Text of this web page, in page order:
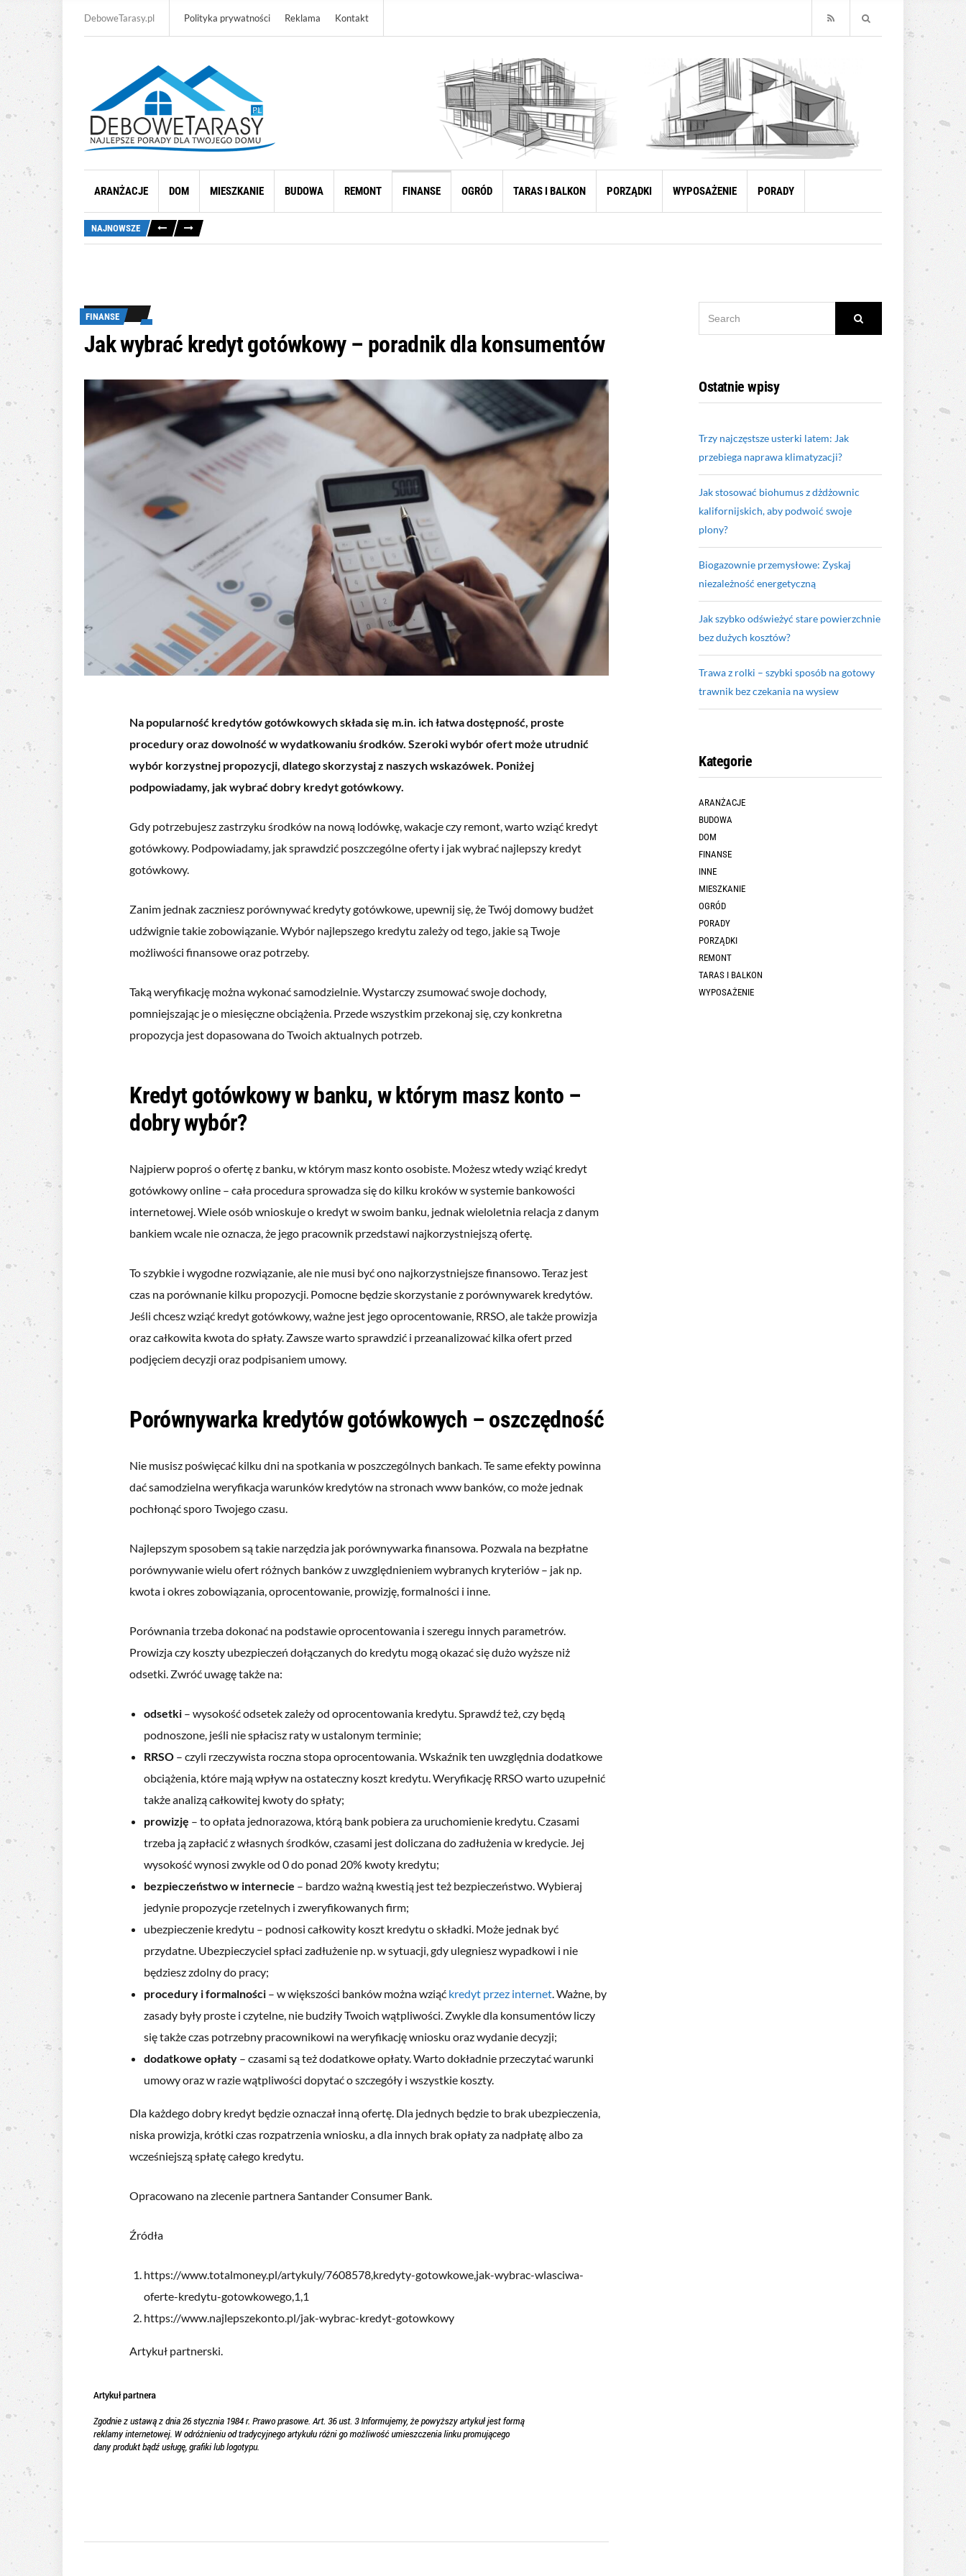
DeboweTarasy.pl Polityka prywatności Reklama Kontakt
ARANŻACJE DOM MIESZKANIE BUDOWA REMONT FINANSE OGRÓD TARAS I BALKON PORZĄDKI WYPOSAŻENIE PORADY
NAJNOWSZE
FINANSE
Jak wybrać kredyt gotówkowy – poradnik dla konsumentów
Na popularność kredytów gotówkowych składa się m.in. ich łatwa dostępność, proste
procedury oraz dowolność w wydatkowaniu środków. Szeroki wybór ofert może utrudnić
wybór korzystnej propozycji, dlatego skorzystaj z naszych wskazówek. Poniżej
podpowiadamy, jak wybrać dobry kredyt gotówkowy.
Gdy potrzebujesz zastrzyku środków na nową lodówkę, wakacje czy remont, warto wziąć kredyt
gotówkowy. Podpowiadamy, jak sprawdzić poszczególne oferty i jak wybrać najlepszy kredyt
gotówkowy.
Zanim jednak zaczniesz porównywać kredyty gotówkowe, upewnij się, że Twój domowy budżet
udźwignie takie zobowiązanie. Wybór najlepszego kredytu zależy od tego, jakie są Twoje
możliwości finansowe oraz potrzeby.
Taką weryfikację można wykonać samodzielnie. Wystarczy zsumować swoje dochody,
pomniejszając je o miesięczne obciążenia. Przede wszystkim przekonaj się, czy konkretna
propozycja jest dopasowana do Twoich aktualnych potrzeb.
Kredyt gotówkowy w banku, w którym masz konto –
dobry wybór?
Najpierw poproś o ofertę z banku, w którym masz konto osobiste. Możesz wtedy wziąć kredyt
gotówkowy online – cała procedura sprowadza się do kilku kroków w systemie bankowości
internetowej. Wiele osób wnioskuje o kredyt w swoim banku, jednak wieloletnia relacja z danym
bankiem wcale nie oznacza, że jego pracownik przedstawi najkorzystniejszą ofertę.
To szybkie i wygodne rozwiązanie, ale nie musi być ono najkorzystniejsze finansowo. Teraz jest
czas na porównanie kilku propozycji. Pomocne będzie skorzystanie z porównywarek kredytów.
Jeśli chcesz wziąć kredyt gotówkowy, ważne jest jego oprocentowanie, RRSO, ale także prowizja
oraz całkowita kwota do spłaty. Zawsze warto sprawdzić i przeanalizować kilka ofert przed
podjęciem decyzji oraz podpisaniem umowy.
Porównywarka kredytów gotówkowych – oszczędność
Nie musisz poświęcać kilku dni na spotkania w poszczególnych bankach. Te same efekty powinna
dać samodzielna weryfikacja warunków kredytów na stronach www banków, co może jednak
pochłonąć sporo Twojego czasu.
Najlepszym sposobem są takie narzędzia jak porównywarka finansowa. Pozwala na bezpłatne
porównywanie wielu ofert różnych banków z uwzględnieniem wybranych kryteriów – jak np.
kwota i okres zobowiązania, oprocentowanie, prowizję, formalności i inne.
Porównania trzeba dokonać na podstawie oprocentowania i szeregu innych parametrów.
Prowizja czy koszty ubezpieczeń dołączanych do kredytu mogą okazać się dużo wyższe niż
odsetki. Zwróć uwagę także na:
odsetki – wysokość odsetek zależy od oprocentowania kredytu. Sprawdź też, czy będą
podnoszone, jeśli nie spłacisz raty w ustalonym terminie;
RRSO – czyli rzeczywista roczna stopa oprocentowania. Wskaźnik ten uwzględnia dodatkowe
obciążenia, które mają wpływ na ostateczny koszt kredytu. Weryfikację RRSO warto uzupełnić
także analizą całkowitej kwoty do spłaty;
prowizję – to opłata jednorazowa, którą bank pobiera za uruchomienie kredytu. Czasami
trzeba ją zapłacić z własnych środków, czasami jest doliczana do zadłużenia w kredycie. Jej
wysokość wynosi zwykle od 0 do ponad 20% kwoty kredytu;
bezpieczeństwo w internecie – bardzo ważną kwestią jest też bezpieczeństwo. Wybieraj
jedynie propozycje rzetelnych i zweryfikowanych firm;
ubezpieczenie kredytu – podnosi całkowity koszt kredytu o składki. Może jednak być
przydatne. Ubezpieczyciel spłaci zadłużenie np. w sytuacji, gdy ulegniesz wypadkowi i nie
będziesz zdolny do pracy;
procedury i formalności – w większości banków można wziąć kredyt przez internet. Ważne, by
zasady były proste i czytelne, nie budziły Twoich wątpliwości. Zwykle dla konsumentów liczy
się także czas potrzebny pracownikowi na weryfikację wniosku oraz wydanie decyzji;
dodatkowe opłaty – czasami są też dodatkowe opłaty. Warto dokładnie przeczytać warunki
umowy oraz w razie wątpliwości dopytać o szczegóły i wszystkie koszty.
Dla każdego dobry kredyt będzie oznaczał inną ofertę. Dla jednych będzie to brak ubezpieczenia,
niska prowizja, krótki czas rozpatrzenia wniosku, a dla innych brak opłaty za nadpłatę albo za
wcześniejszą spłatę całego kredytu.
Opracowano na zlecenie partnera Santander Consumer Bank.
Źródła
https://www.totalmoney.pl/artykuly/7608578,kredyty-gotowkowe,jak-wybrac-wlasciwa-
oferte-kredytu-gotowkowego,1,1
https://www.najlepszekonto.pl/jak-wybrac-kredyt-gotowkowy
Artykuł partnerski.
Ostatnie wpisy
Trzy najczęstsze usterki latem: Jak
przebiega naprawa klimatyzacji?
Jak stosować biohumus z dżdżownic
kalifornijskich, aby podwoić swoje
plony?
Biogazownie przemysłowe: Zyskaj
niezależność energetyczną
Jak szybko odświeżyć stare powierzchnie
bez dużych kosztów?
Trawa z rolki – szybki sposób na gotowy
trawnik bez czekania na wysiew
Kategorie
ARANŻACJE
BUDOWA
DOM
FINANSE
INNE
MIESZKANIE
OGRÓD
PORADY
PORZĄDKI
REMONT
TARAS I BALKON
WYPOSAŻENIE